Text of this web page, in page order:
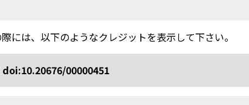
には、以下のようなクレジットを表示して下さい。
doi:10.20676/00000451